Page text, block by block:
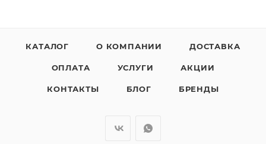
КАТАЛОГ О КОМПАНИИ ДОСТАВКА
ОПЛАТА УСЛУГИ АКЦИИ
КОНТАКТЫ БЛОГ БРЕНДЫ